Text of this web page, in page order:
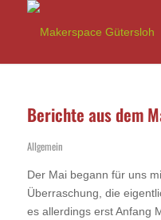
Berichte aus dem
Allgemein
Der Mai begann für uns
Überraschung, die
es allerdings erst Anfang